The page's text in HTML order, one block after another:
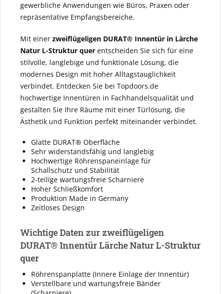
gewerbliche Anwendungen wie Büros, Praxen oder
repräsentative Empfangsbereiche.
Mit einer zweiflügeligen DURAT® Innentür in Lärche
Natur L-Struktur quer entscheiden Sie sich für eine
stilvolle, langlebige und funktionale Lösung, die
modernes Design mit hoher Alltagstauglichkeit
verbindet. Entdecken Sie bei Topdoors.de
hochwertige Innentüren in Fachhandelsqualität und
gestalten Sie Ihre Räume mit einer Türlösung, die
Ästhetik und Funktion perfekt miteinander verbindet.
Glatte DURAT® Oberfläche
Sehr widerstandsfähig und langlebig
Hochwertige Röhrenspaneinlage für
Schallschutz und Stabilität
2-teilige wartungsfreie Scharniere
Hoher Schließkomfort
Produktion Made in Germany
Zeitloses Design
Wichtige Daten zur zweiflügeligen
DURAT® Innentür Lärche Natur L-Struktur
quer
Röhrenspanplatte (Innere Einlage der Innentür)
Verstellbare und wartungsfreie Bänder